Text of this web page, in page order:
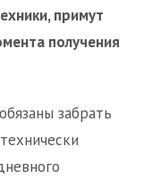
примут
получения
забрать